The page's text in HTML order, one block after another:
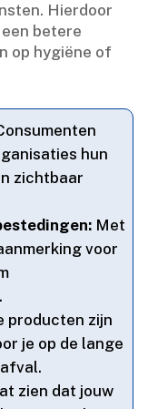
Hierdoor
betere
op hygiëne of
hun
zichtbaar
Met
voor
producten zijn
je op de lange
zien dat jouw